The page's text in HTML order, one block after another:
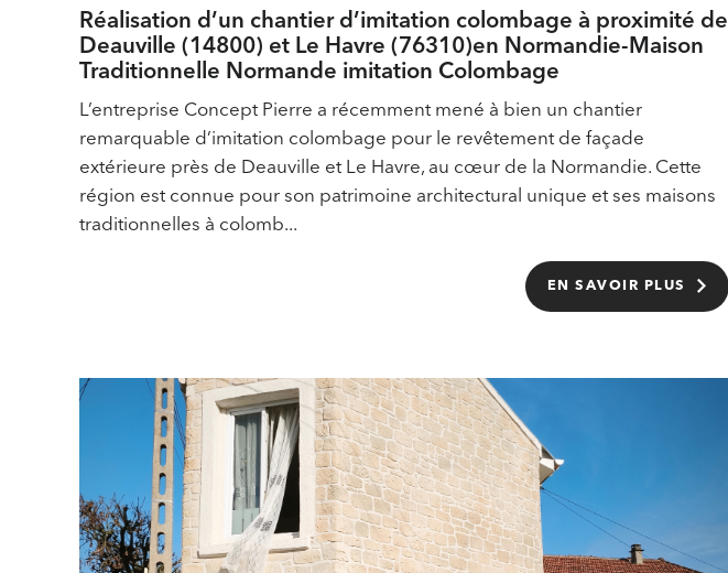
Réalisation d’un chantier d’imitation colombage à proximité de
Deauville (14800) et Le Havre (76310)en Normandie-Maison
Traditionnelle Normande imitation Colombage
L’entreprise Concept Pierre a récemment mené à bien un chantier
remarquable d’imitation colombage pour le revêtement de façade
extérieure près de Deauville et Le Havre, au cœur de la Normandie. Cette
région est connue pour son patrimoine architectural unique et ses maisons
traditionnelles à colomb...
EN SAVOIR PLUS